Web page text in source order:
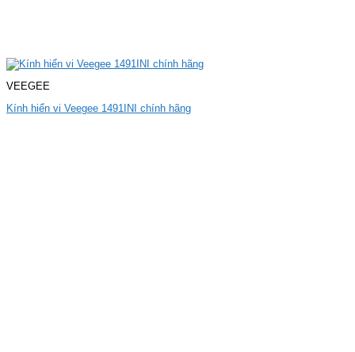
VEEGEE
Kính hiển vi Veegee 1491INI chính hãng